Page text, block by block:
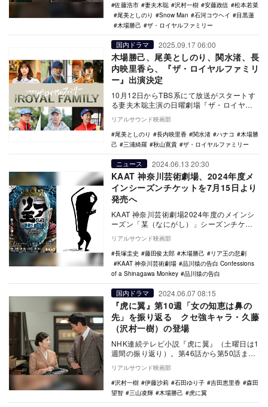
佐藤浩市
妻夫木聡 沢村一樹 安藤政信
松本若菜
尾美としのり
Snow Man 石河コウヘイ
目黒蓮
木場勝己
ザ・ロイヤルファミリー
国内ドラマ 2025.09.17 06:00
木場勝己、尾美としのり、関水渚、長
内映里香ら、『ザ・ロイヤルファミリ
ー』出演決定
10月12日からTBS系にて放送がスタートす
る妻夫木聡主演の日曜劇場『ザ・ロイヤル
ファミリー』に、木場勝己、尾美としの
り、関水渚…
リアルサウンド映画部
尾美としのり
長内映里香 関水渚 ハナコ
木場勝
己
三浦綺羅 秋山寛貴 ザ・ロイヤルファミリー
ニュース 2024.06.13 20:30
KAAT 神奈川芸術劇場、2024年度メ
インシーズンチケットを7月15日より
発売へ
KAAT 神奈川芸術劇場2024年度のメインシ
ーズン「某（なにがし）」シーズンチケッ
ト1期のチケットが、7月15日より販売され
る…
リアルサウンド映画部
長塚圭史
藤田俊太郎 木場勝己
リア王の悲劇
KAAT 神奈川芸術劇場
品川猿の告白 Confessions
of a Shinagawa Monkey
品川猿の告白
国内ドラマ 2024.06.07 08:15
『虎に翼』第10週「女の知恵は鼻の
先」を振り返る クセ強キャラ・久藤
（沢村一樹）の登場
NHK連続テレビ小説『虎に翼』（土曜日は1
週間の振り返り）。第46話から第50話まで
の第10週「女の知恵は鼻の先」を振り返
る。 …
リアルサウンド映画部
沢村一樹
伊藤沙莉 石田ゆり子 吉田恵里香
森田
望智
三山凌輝 木場勝己 虎に翼